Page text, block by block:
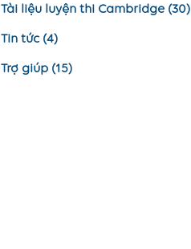
Tài liệu luyện thi Cambridge (30)
Tin tức (4)
Trợ giúp (15)